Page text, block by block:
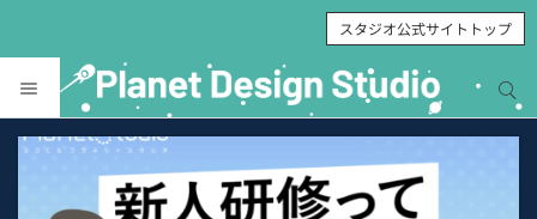
スタジオ公式サイトトップ
サイト内検索
サイト内検索